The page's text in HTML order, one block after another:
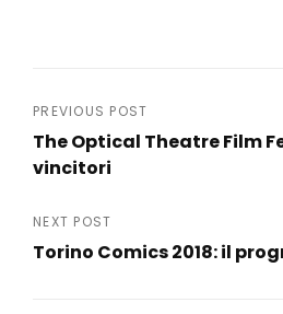
Navigazione
articoli
PREVIOUS POST
The Optical Theatre Film
vincitori
Post
NEXT POST
Torino Comics 2018: il